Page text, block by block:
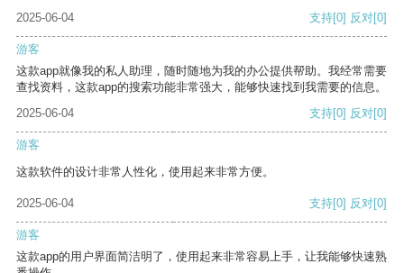
2025-06-04
支持[0] 反对[0]
游客
这款app就像我的私人助理，随时随地为我的办公提供帮助。我经常需要
查找资料，这款app的搜索功能非常强大，能够快速找到我需要的信息。
2025-06-04
支持[0] 反对[0]
游客
这款软件的设计非常人性化，使用起来非常方便。
2025-06-04 支持[0] 反对[0]
游客
这款app的用户界面简洁明了，使用起来非常容易上手，让我能够快速熟